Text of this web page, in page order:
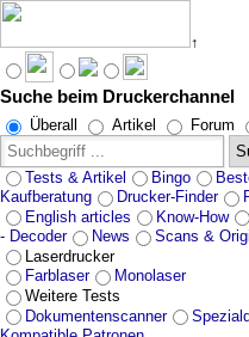
↑
Suche beim Druckerchannel
Überall Artikel Forum
Tests & Artikel
Bingo
Kaufberatung
Drucker-Finder
English articles
Know-How
- Decoder
News Scans &
Laserdrucker
Farblaser
Monolaser
Weitere Tests
Dokumentenscanner
Angebote